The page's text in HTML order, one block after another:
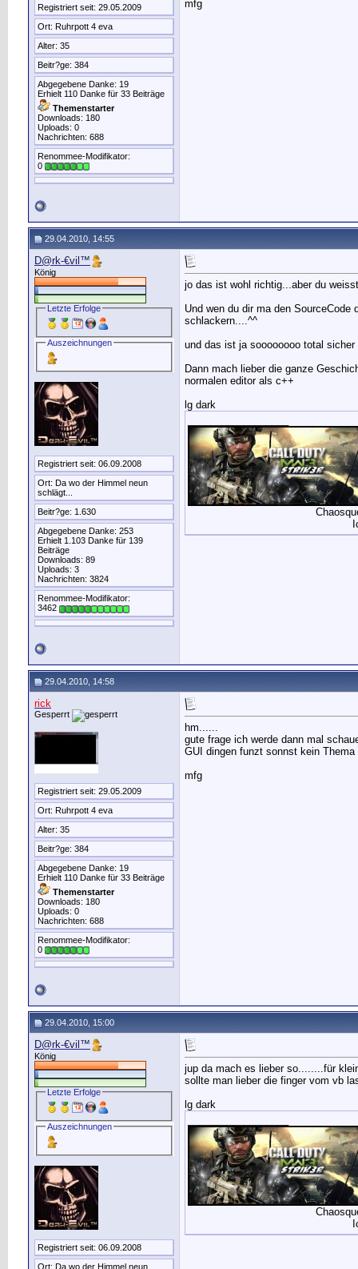
Registriert seit: 29.05.2009
Ort: Ruhrpott 4 eva
Alter: 35
Beitr?ge: 384
Abgegebene Danke: 19
Erhielt 110 Danke für 33 Beiträge
Themenstarter
Downloads: 180
Uploads: 0
Nachrichten: 688
Renommee-Modifikator:
0
mfg
29.04.2010, 14:55
D@rk-€vil™
König
Letzte Erfolge
Auszeichnungen
Registriert seit: 06.09.2008
Ort: Da wo der Himmel neun
schlägt...
Beitr?ge: 1.630
Abgegebene Danke: 253
Erhielt 1.103 Danke für 139
Beiträge
Downloads: 89
Uploads: 3
Nachrichten: 3824
Renommee-Modifikator:
3462
jo das ist wohl richtig...aber du
Und wen du dir ma den
schlackern....^^
und das ist ja soooooooo total sicher
Dann mach lieber die ganze
normalen editor als c++
lg dark
29.04.2010, 14:58
rick
Gesperrt
Registriert seit: 29.05.2009
Ort: Ruhrpott 4 eva
Alter: 35
Beitr?ge: 384
Abgegebene Danke: 19
Erhielt 110 Danke für 33 Beiträge
Themenstarter
Downloads: 180
Uploads: 0
Nachrichten: 688
Renommee-Modifikator:
0
hm......
gute frage ich werde dann mal
GUI dingen funzt sonnst kein Thema
mfg
29.04.2010, 15:00
D@rk-€vil™
König
Letzte Erfolge
Auszeichnungen
Registriert seit: 06.09.2008
Ort: Da wo der Himmel neun
jup da mach es lieber so........für
sollte man lieber die finger vom vb
lg dark